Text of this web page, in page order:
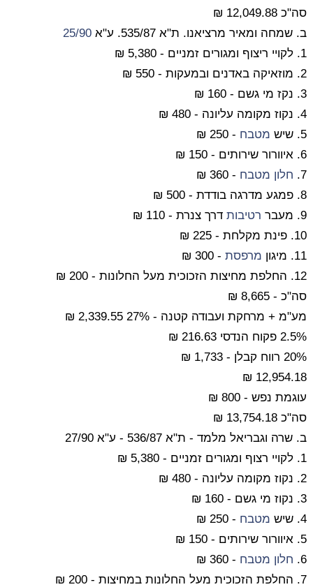
סה"כ 12,049.88 ₪
ב. שמחה ומאיר מרציאנו. ת"א 535/87. ע"א
25/90
1. לקויי ריצוף ומגורים זמניים - 5,380 ₪
2. מוזאיקה באדנים ובמעקות - 550 ₪
3. נקז מי גשם - 160 ₪
4. נקוז מקומה עליונה - 480 ₪
5. שיש
מטבח - 250 ₪
6. איוורור שירותים - 150 ₪
7. חלון מטבח - 360 ₪
8. פמגע מדרגה בודדת - 500 ₪
9. מעבר
רטיבותדרך צנרת - 110 ₪
10. פינת מקלחת - 225 ₪
11. מיגון
מרפסת- 300 ₪
12. החלפת מחיצות הזכוכית מעל החלונות - 200 ₪
סה"כ - 8,665 ₪
מע"מ + מרחקת ועבודה קטנה - 27% 2,339.55 ₪
2.5% פקוח הנדסי 216.63 ₪
20% רווח קבלן - 1,733 ₪
12,954.18 ₪
עוגמת נפש - 800 ₪
סה"כ 13,754.18 ₪
ב. שרה וגבריאל מלמד - ת"א 536/87 - ע"א 27/90
1. לקויי רצוף ומגורים זמניים - 5,380 ₪
2. נקוז מקומה עליונה - 480 ₪
3. נקוז מי גשם - 160 ₪
4. שיש
מטבח - 250 ₪
5. איוורור שירותים - 150 ₪
6. חלון מטבח - 360 ₪
7. החלפת הזכוכית מעל החלונות במחיצות - 200 ₪